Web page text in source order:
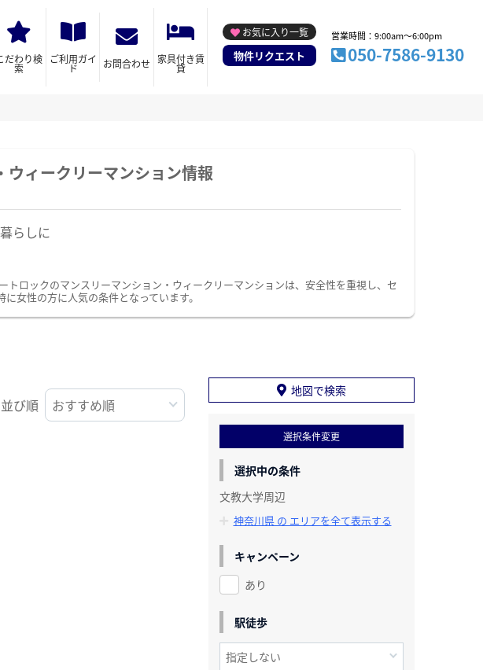
だわり検
索
ご利用ガイ
ド お問合わせ 家具付き賃
貸
お気に入り一覧
物件リクエスト
営業時間：9:00am～6:00pm
050-7586-9130
ィークリーマンション情報
らしに
ロックのマンスリーマンション・ウィークリーマンションは、安全性を重視し、セ
女性の方に人気の条件となっています。
並び順
地図で検索
選択条件変更
選択中の条件
文教大学周辺
神奈川県 の エリアを全て表示する
キャンペーン
あり
駅徒歩